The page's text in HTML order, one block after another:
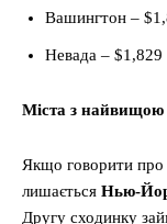
Вашингтон –
Невада – $1,829
Міста з найвищою
Якщо говорити про
лишається Нью-
Другу сходинку